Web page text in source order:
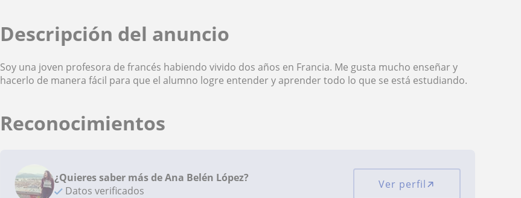
Descripción del anuncio
Soy una joven profesora de francés habiendo vivido dos años en Francia. Me gusta mucho enseñar y
hacerlo de manera fácil para que el alumno logre entender y aprender todo lo que se está estudiando.
Reconocimientos
¿Quieres saber más de Ana Belén López?
Datos verificados
Ver perfil